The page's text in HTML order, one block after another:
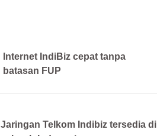
Internet IndiBiz cepat tanpa
batasan FUP
Jaringan Telkom Indibiz tersedia di